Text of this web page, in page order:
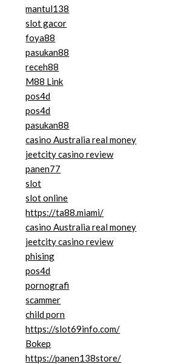
mantul138
slot gacor
foya88
pasukan88
receh88
M88 Link
pos4d
pos4d
pasukan88
casino Australia real money
jeetcity casino review
panen77
slot
slot online
https://ta88.miami/
casino Australia real money
jeetcity casino review
phising
pos4d
pornografi
scammer
child porn
https://slot69info.com/
Bokep
https://panen138store/